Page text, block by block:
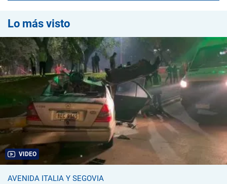
Lo más visto
VIDEO
AVENIDA ITALIA Y SEGOVIA